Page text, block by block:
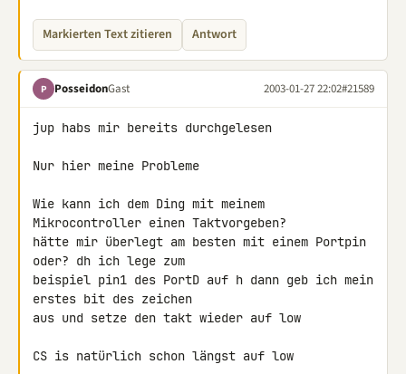
Markierten Text zitieren Antwort
P PosseidonGast 2003-01-27 22:02#21589
jup habs mir bereits durchgelesen
Nur hier meine Probleme
Wie kann ich dem Ding mit meinem
Mikrocontroller einen Taktvorgeben?
hätte mir überlegt am besten mit einem Portpin
oder? dh ich lege zum
beispiel pin1 des PortD auf h dann geb ich mein
erstes bit des zeichen
aus und setze den takt wieder auf low
CS is natürlich schon längst auf low